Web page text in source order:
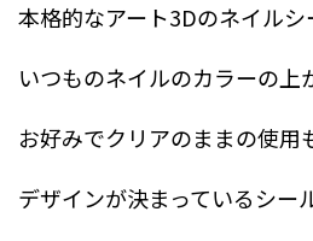
本格的なアート3Dのネイルシ
いつものネイルのカラーの上
お好みでクリアのままの使用
デザインが決まっているシー